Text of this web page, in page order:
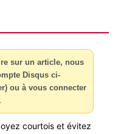
sur un article, nous
Disqus ci-
ou à vous connecter
courtois et évitez